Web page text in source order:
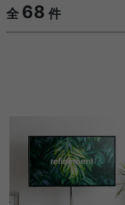
全 68 件